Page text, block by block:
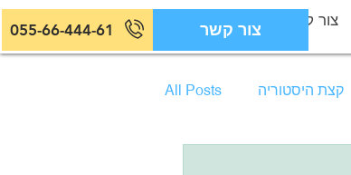
055-66-444-61
צור קשר
צור קשר
All Posts קצת היסטוריה